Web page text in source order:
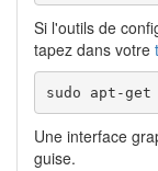
Si l'outils de
tapez dans votre
sudo apt-
Une interface
guise.